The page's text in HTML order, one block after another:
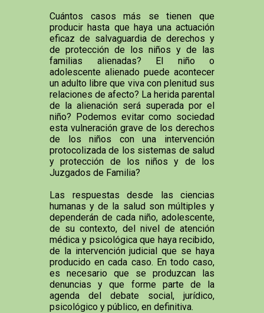
Cuántos casos más se tienen que
producir hasta que haya una actuación
eficaz de salvaguardia de derechos y
de protección de los niños y de las
familias alienadas? El niño o
adolescente alienado puede acontecer
un adulto libre que viva con plenitud sus
relaciones de afecto? La herida parental
de la alienación será superada por el
niño? Podemos evitar como sociedad
esta vulneración grave de los derechos
de los niños con una intervención
protocolizada de los sistemas de salud
y protección de los niños y de los
Juzgados de Familia?
Las respuestas desde las ciencias
humanas y de la salud son múltiples y
dependerán de cada niño, adolescente,
de su contexto, del nivel de atención
médica y psicológica que haya recibido,
de la intervención judicial que se haya
producido en cada caso. En todo caso,
es necesario que se produzcan las
denuncias y que forme parte de la
agenda del debate social, jurídico,
psicológico y público, en definitiva.